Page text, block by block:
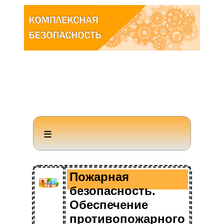
≡
Пожарная
безопасность.
Обеспечение
противопожарного
Заключение о
(несоответствии) объекта